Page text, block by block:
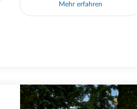
Mehr erfahren